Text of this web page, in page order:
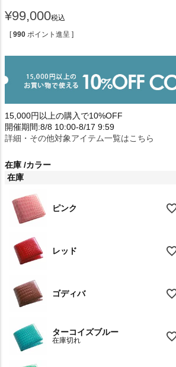
¥99,000税込
[ 990 ポイント進呈 ]
15,000円以上の購入で10%OFF
開催期間:8/8 10:00-8/17 9:59
詳細・その他対象アイテム一覧はこちら
在庫 カラー
在庫
ピンク
レッド
ゴディバ
ターコイズブルー
在庫切れ